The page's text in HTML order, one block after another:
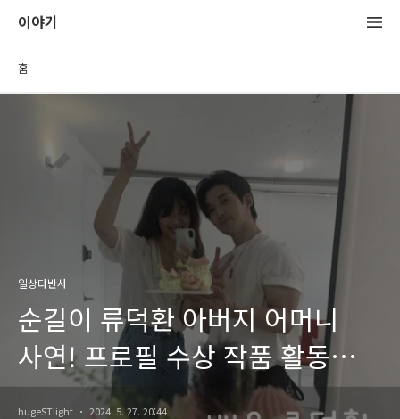
이야기
홈
일상다반사
순길이 류덕환 아버지 어머니
사연! 프로필 수상 작품 활동
필모그래피 박하선
hugeSTlight 2024. 5. 27. 20:44